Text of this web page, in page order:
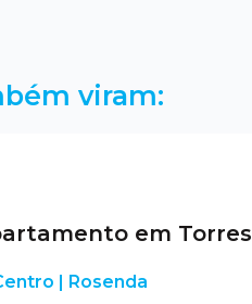
viram:
em Torres
| Rosenda